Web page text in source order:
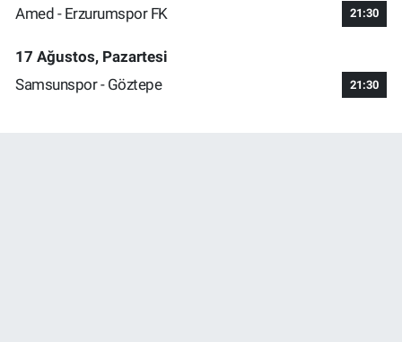
Amed - Erzurumspor FK 21:30
17 Ağustos, Pazartesi
Samsunspor - Göztepe
21:30